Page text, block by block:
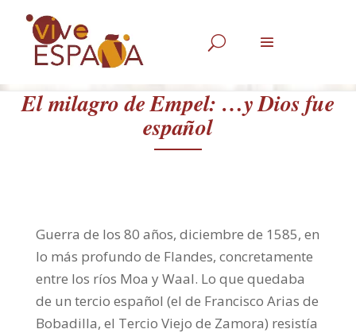
U
El milagro de Empel: …y Dios fue
español
Guerra de los 80 años, diciembre de 1585, en
lo más profundo de Flandes, concretamente
entre los ríos Moa y Waal. Lo que quedaba
de un tercio español (el de Francisco Arias de
Bobadilla, el Tercio Viejo de Zamora) resistía